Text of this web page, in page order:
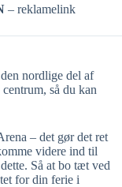
– reklamelink
nordlige del af
så du kan
– det gør det ret
videre ind til
Så at bo tæt ved
for din ferie i